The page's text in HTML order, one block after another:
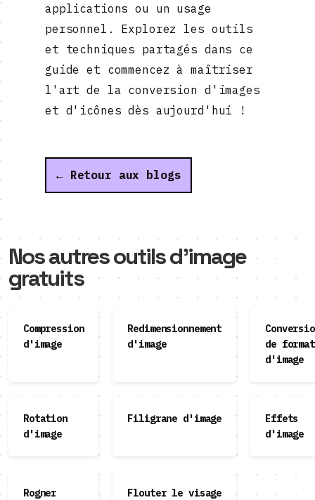
applications ou un usage
personnel. Explorez les outils
et techniques partagés dans ce
guide et commencez à maîtriser
l'art de la conversion d'images
et d'icônes dès aujourd'hui !
← Retour aux blogs
Nos autres outils d'image
gratuits
Compression
d'image
Redimensionnement
d'image
de format
d'image
Rotation
d'image
Filigrane d'image
Effets
d'image
Rogner
Flouter le visage